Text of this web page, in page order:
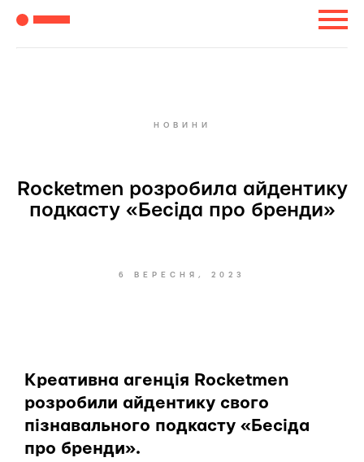
НОВИНИ
Rocketmen розробила айдентику
подкасту «Бесіда про бренди»
6 ВЕРЕСНЯ, 2023
Креативна агенція Rocketmen
розробили айдентику свого
пізнавального подкасту «Бесіда
про бренди».